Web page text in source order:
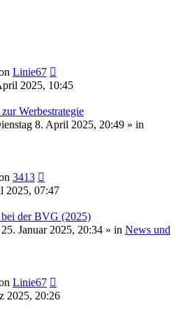
Linie67
2025, 10:45
Werbestrategie
8. April 2025, 20:49 » in
3413
2025, 07:47
bei der BVG (2025)
25. Januar 2025, 20:34 » in News und
Linie67
2025, 20:26